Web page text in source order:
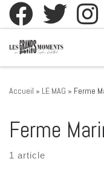
Passer au contenu
Accueil » LE MAG » Ferme
Ferme
1 article